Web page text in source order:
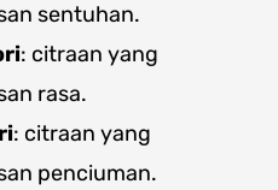
sentuhan.
: citraan yang
rasa.
: citraan yang
penciuman.